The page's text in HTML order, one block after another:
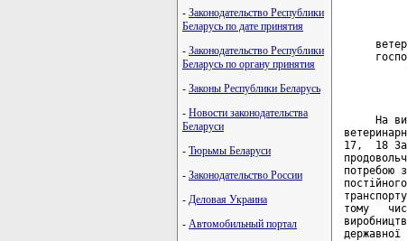
- Законодательство Республики
Беларусь по дате принятия
- Законодательство Республики
Беларусь по органу принятия
- Законы Республики Беларусь
- Новости законодательства
Беларуси
- Тюрьмы Беларуси
- Законодательство России
- Деловая Украина
- Автомобильный портал